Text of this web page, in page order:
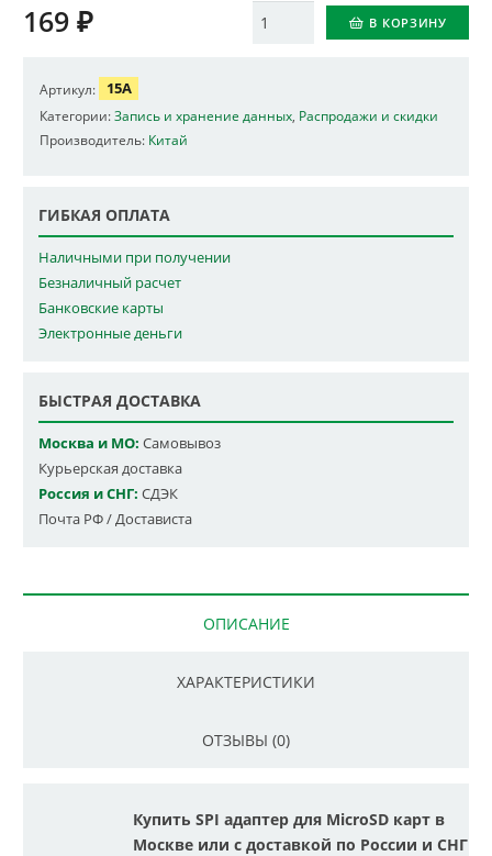
Количество В КОРЗИНУ
169 ₽
Артикул: 15A
Категории:Запись и хранение данных Распродажи и скидки
Производитель: Китай
ГИБКАЯ ОПЛАТА
Наличными при получении
Безналичный расчет
Банковские карты
Электронные деньги
БЫСТРАЯ ДОСТАВКА
Москва и МО: Самовывоз
Курьерская доставка
Россия и СНГ: СДЭК
Почта РФ / Достависта
ОПИСАНИЕ
ХАРАКТЕРИСТИКИ
ОТЗЫВЫ (0)
Купить SPI адаптер для MicroSD карт в
Москве или с доставкой по России и СНГ